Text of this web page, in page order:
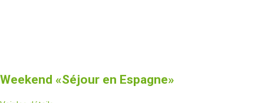
Weekend «Séjour en Espagne»